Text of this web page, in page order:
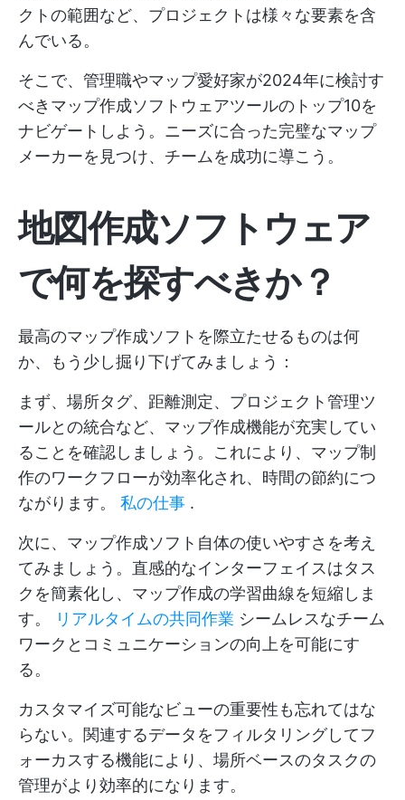
クトの範囲など、プロジェクトは様々な要素を含
んでいる。
そこで、管理職やマップ愛好家が2024年に検討す
べきマップ作成ソフトウェアツールのトップ10を
ナビゲートしよう。ニーズに合った完璧なマップ
メーカーを見つけ、チームを成功に導こう。
地図作成ソフトウェア
で何を探すべきか？
最高のマップ作成ソフトを際立たせるものは何
か、もう少し掘り下げてみましょう：
まず、場所タグ、距離測定、プロジェクト管理ツ
ールとの統合など、マップ作成機能が充実してい
ることを確認しましょう。これにより、マップ制
作のワークフローが効率化され、時間の節約につ
ながります。 私の仕事 .
次に、マップ作成ソフト自体の使いやすさを考え
てみましょう。直感的なインターフェイスはタス
クを簡素化し、マップ作成の学習曲線を短縮しま
す。
リアルタイムの共同作業 シームレスなチーム
ワークとコミュニケーションの向上を可能にす
る。
カスタマイズ可能なビューの重要性も忘れてはな
らない。関連するデータをフィルタリングしてフ
ォーカスする機能により、場所ベースのタスクの
管理がより効率的になります。